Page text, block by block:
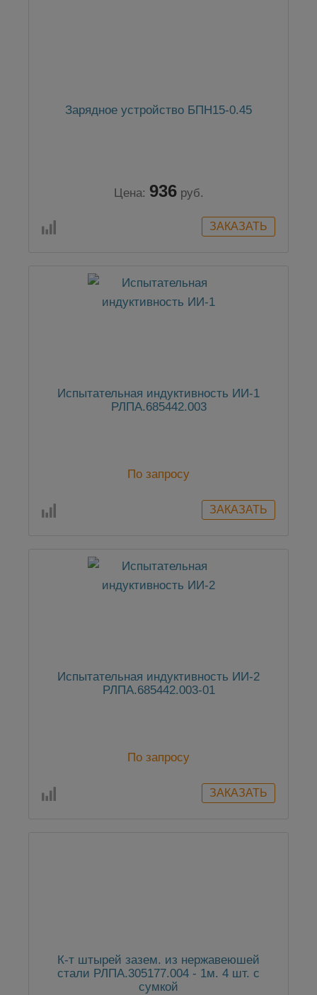
Зарядное устройство БПН15-0.45
Цена: 936 руб.
Испытательная индуктивность ИИ-1
РЛПА.685442.003
По запросу
Испытательная индуктивность ИИ-2
РЛПА.685442.003‐01
По запросу
К-т штырей зазем. из нержавеюшей
стали РЛПА.305177.004 - 1м. 4 шт. с
сумкой